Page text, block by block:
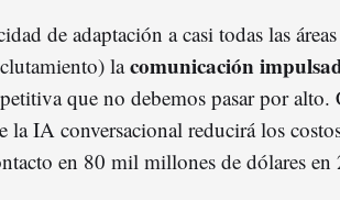
de adaptación a casi todas las
lacomunicación
que no debemos pasar por alto.
la IA conversacional reducirá los
en 80 mil millones de dólares en